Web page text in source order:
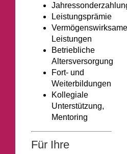
Leistungsprämie
Vermögenswirksame
Leistungen
Betriebliche
Altersversorgung
Fort- und
Weiterbildungen
Kollegiale
Unterstützung,
Mentoring
Für Ihre